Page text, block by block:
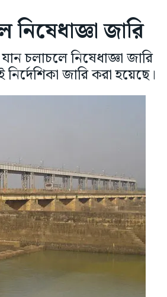
জারি
চলাচলে নিষেধাজ্ঞা জারি
জারি করা হয়েছে।